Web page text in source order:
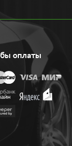
особенно в
— сэкономить
дизайном.
оплаты